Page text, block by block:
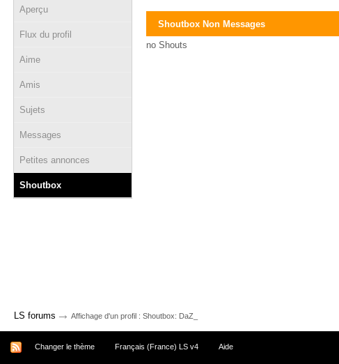
Aperçu
Flux du profil
Aime
Amis
Sujets
Messages
Petites annonces
Shoutbox
Shoutbox Non Messages
no Shouts
LS forums → Affichage d'un profil : Shoutbox: DaZ_
Changer le thème Français (France) LS v4 Aide